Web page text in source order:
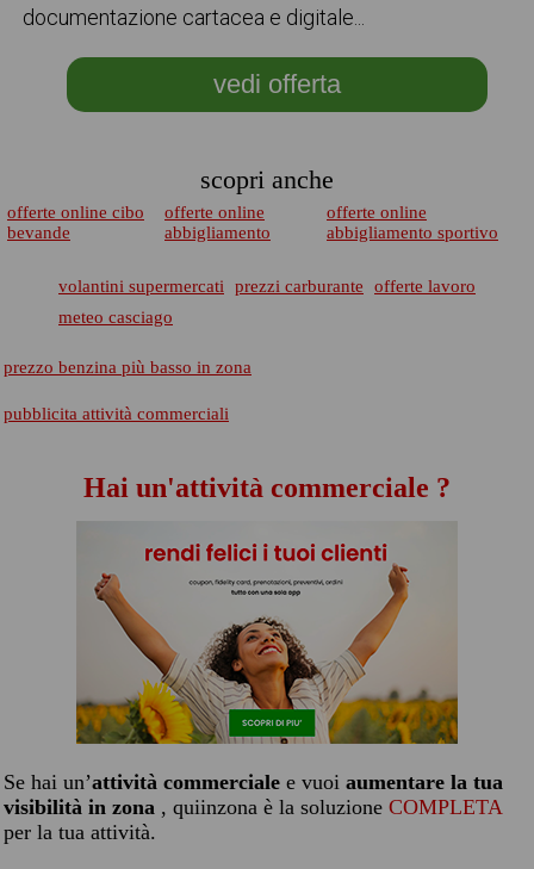
documentazione cartacea e digitale...
vedi offerta
scopri anche
offerte online cibo
bevande
offerte online
abbigliamento
offerte online
abbigliamento sportivo
volantini supermercati prezzi carburante
offerte lavoro
meteo casciago
prezzo benzina più basso in zona
pubblicita attività commerciali
Hai un'attività commerciale ?
Se hai un’attività commerciale e vuoi aumentare la tua
visibilità in zona , quiinzona è la soluzione COMPLETA
per la tua attività.